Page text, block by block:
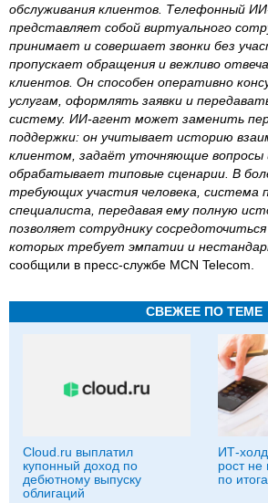
обслуживания клиентов. Телефонный
представляет собой виртуального
принимает и совершает звонки без
пропускает обращения и вежливо
клиентов. Он способен оперативно
услугам, оформлять заявки и
систему. ИИ-агент может заменить
поддержки: он учитывает историю
клиентом, задаёт уточняющие
обрабатывает типовые сценарии. В
требующих участия человека, система
специалиста, передавая ему полную
позволяет сотруднику
которых требует эмпатии и
сообщили в пресс-службе MCN Telecom.
СВЕЖЕЕ ПО ТЕМЕ
Cloud.ru выплатил
купонный доход по
дебютному выпуску
облигаций
ИТ-
рост
по